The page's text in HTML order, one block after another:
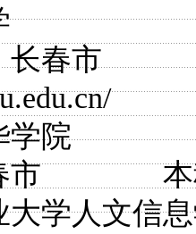
春
学院
春
大学人文信